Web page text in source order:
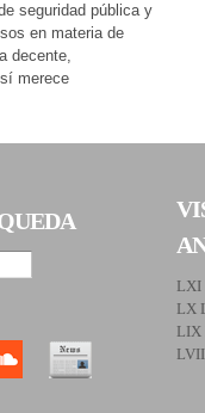
seguridad pública y
en materia de
decente,
merece
LXI
LX
LIX